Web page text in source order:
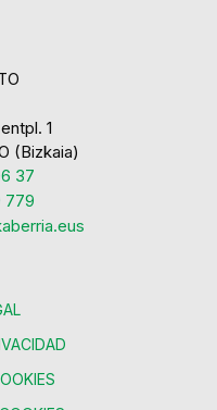
1
(Bizkaia)
37